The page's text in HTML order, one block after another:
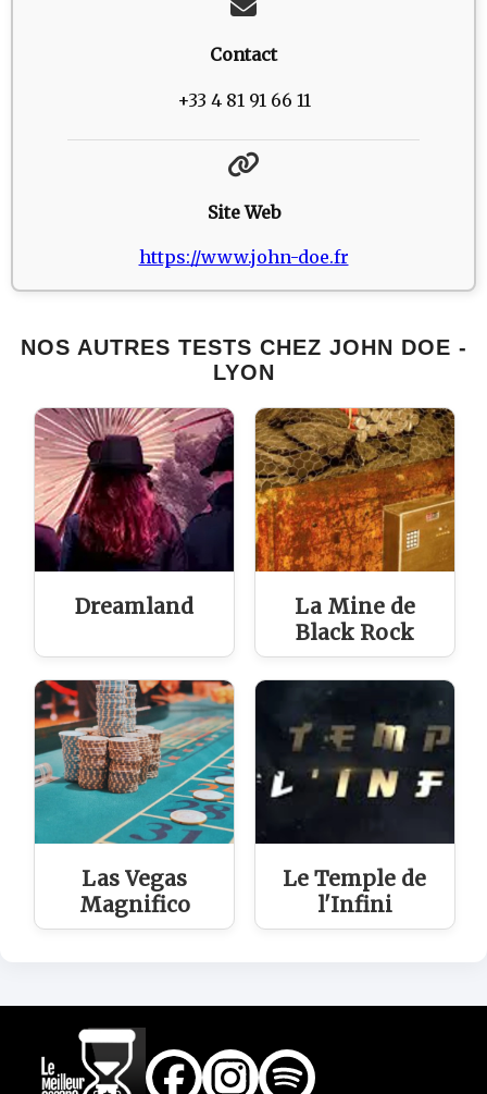
Contact
+33 4 81 91 66 11
Site Web
https://www.john-doe.fr
NOS AUTRES TESTS CHEZ JOHN DOE -
LYON
Dreamland
La Mine de
Black Rock
Las Vegas
Magnifico
Le Temple de
l'Infini